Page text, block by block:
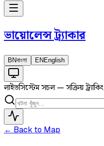
ভায়োলেন্সট্র্যাকার
BNবাংলা EN English
লাইভসিস্টেম সচল — সক্রিয় ট্র্যাকিং
← Back to Map